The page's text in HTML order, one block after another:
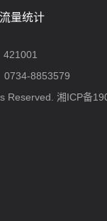
流量统计
421001
0734-8853579
Reserved. 湘ICP备